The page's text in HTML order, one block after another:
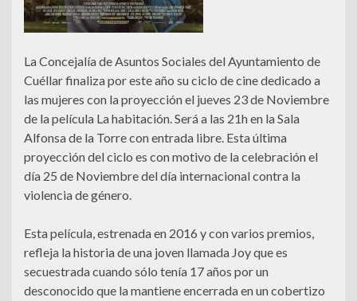
La Concejalía de Asuntos Sociales del Ayuntamiento de
Cuéllar finaliza por este año su ciclo de cine dedicado a
las mujeres con la proyección el jueves 23 de Noviembre
de la película La habitación. Será a las 21h en la Sala
Alfonsa de la Torre con entrada libre. Esta última
proyección del ciclo es con motivo de la celebración el
día 25 de Noviembre del día internacional contra la
violencia de género.
Esta película, estrenada en 2016 y con varios premios,
refleja la historia de una joven llamada Joy que es
secuestrada cuando sólo tenía 17 años por un
desconocido que la mantiene encerrada en un cobertizo